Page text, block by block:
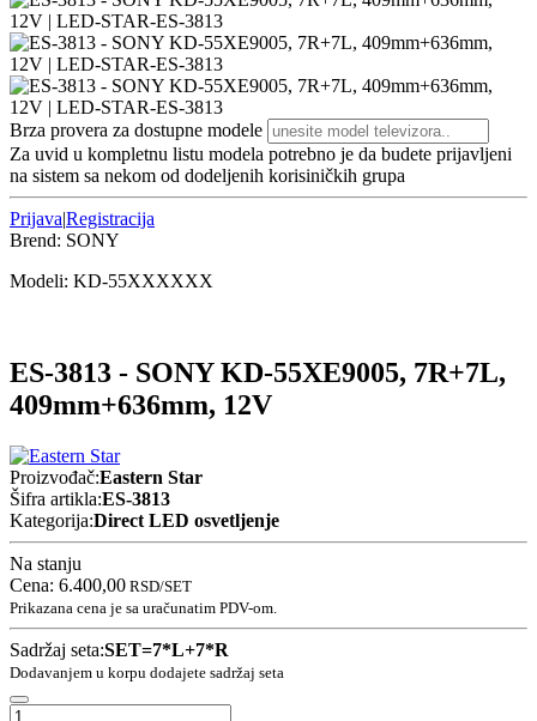
Brza provera za dostupne modele
Za uvid u kompletnu listu modela potrebno je da budete prijavljeni
na sistem sa nekom od dodeljenih korisiničkih grupa
Prijava|Registracija
Brend: SONY
Modeli: KD-55XXXXXX
ES-3813 - SONY KD-55XE9005, 7R+7L,
409mm+636mm, 12V
Proizvođač:Eastern Star
Šifra artikla:ES-3813
Kategorija:Direct LED osvetljenje
Na stanju
Cena: 6.400,00 RSD/SET
Prikazana cena je sa uračunatim PDV-om.
Sadržaj seta:SET=7*L+7*R
Dodavanjem u korpu dodajete sadržaj seta